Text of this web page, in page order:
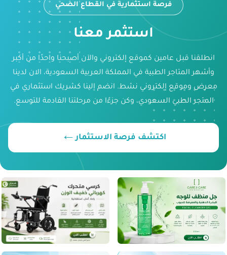
فرصة استثمارية في القطاع الصحي
استثمر معنا
انطلقنا قبل عامين كموقع إلكتروني والآن أصبحنا واحدًا من أكبر
وأشهر المتاجر الطبية في المملكة العربية السعودية، الان لدينا
معرض وموقع إلكتروني نشط. انضم إلينا كشريك استثماري في
المتجر الطبي السعودي، وكن جزءًا من مرحلتنا القادمة للتوسع.
اكتشف فرصة الاستثمار←